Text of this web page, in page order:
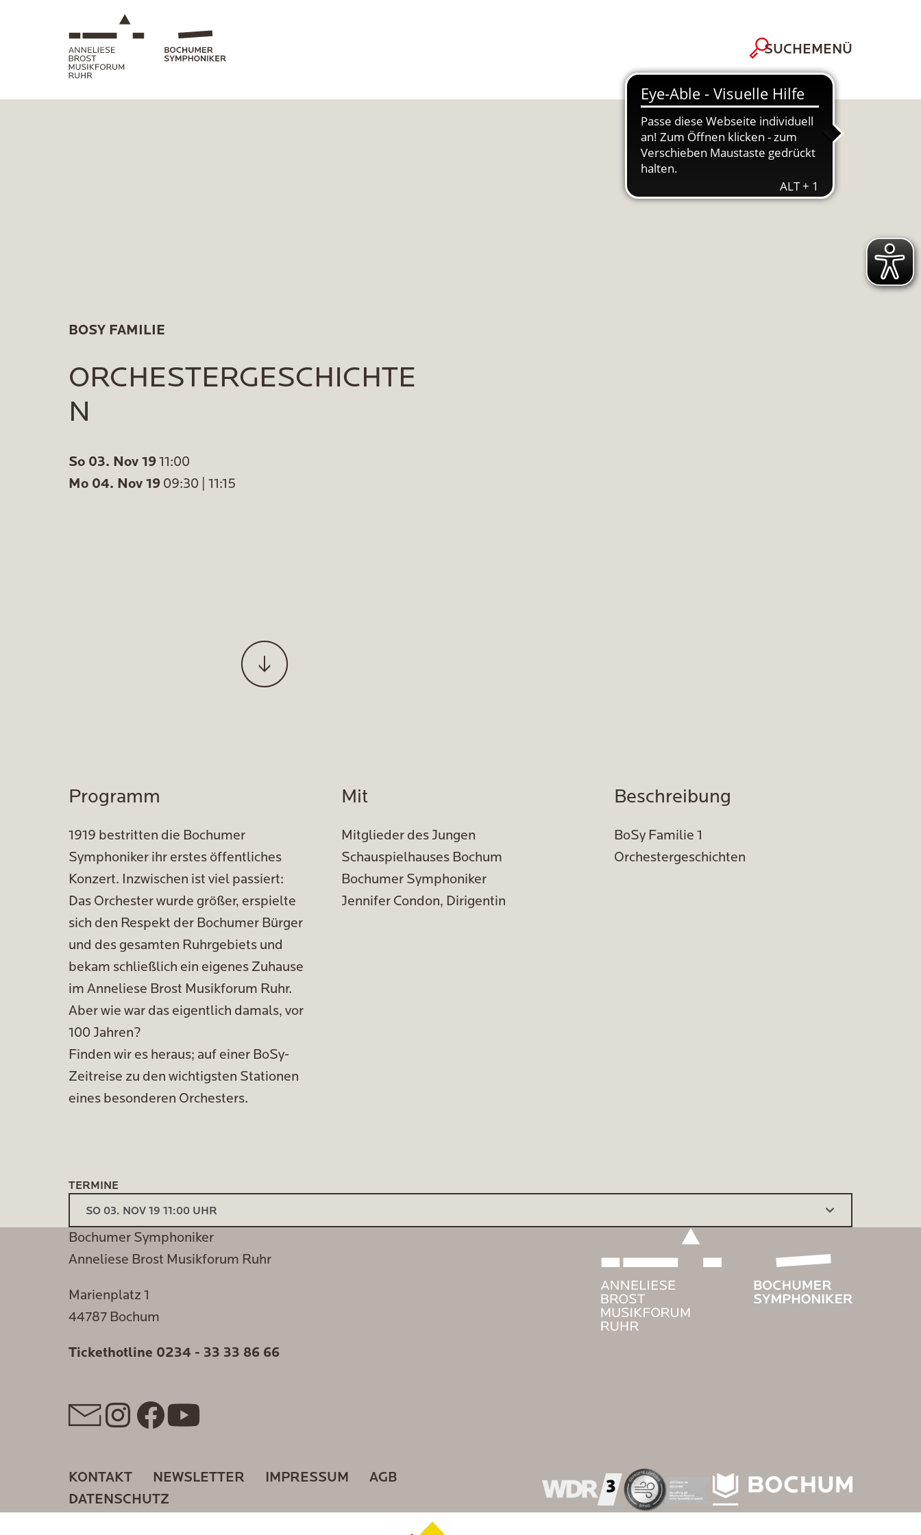
SUCHE MENÜ
BOSY FAMILIE
ORCHESTERGESCHICHTE
N
So 03. Nov 19 11:00
Mo 04. Nov 19 09:30 | 11:15
Programm
1919 bestritten die Bochumer
Symphoniker ihr erstes öffentliches
Konzert. Inzwischen ist viel passiert:
Das Orchester wurde größer, erspielte
sich den Respekt der Bochumer Bürger
und des gesamten Ruhrgebiets und
bekam schließlich ein eigenes Zuhause
im Anneliese Brost Musikforum Ruhr.
Aber wie war das eigentlich damals, vor
100 Jahren?
Finden wir es heraus; auf einer BoSy-
Zeitreise zu den wichtigsten Stationen
eines besonderen Orchesters.
Mit
Mitglieder des Jungen
Schauspielhauses Bochum
Bochumer Symphoniker
Jennifer Condon, Dirigentin
Beschreibung
BoSy Familie 1
Orchestergeschichten
TERMINE
SO 03. NOV 19 11:00 UHR
Bochumer Symphoniker
Anneliese Brost Musikforum Ruhr
Marienplatz 1
44787 Bochum
Tickethotline 0234 - 33 33 86 66
KONTAKT NEWSLETTER IMPRESSUM
AGB
DATENSCHUTZ